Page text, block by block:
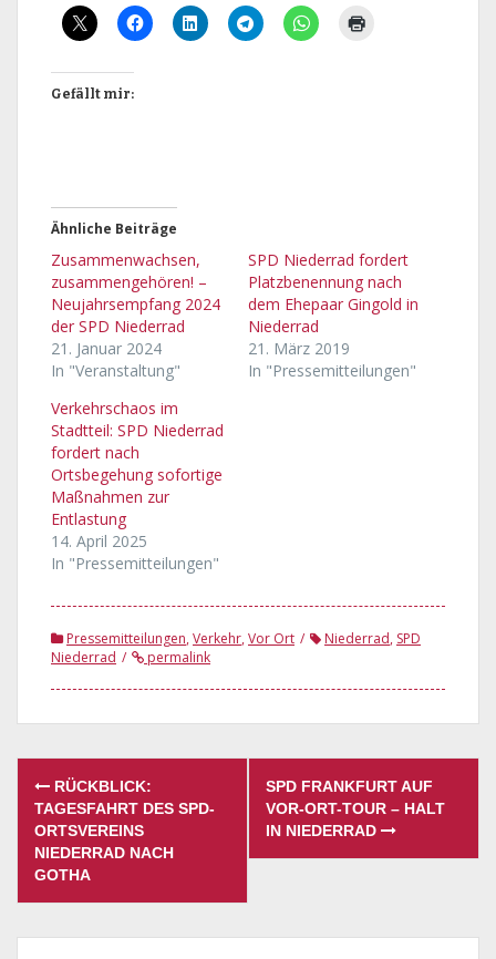
Gefällt mir:
Ähnliche Beiträge
Zusammenwachsen,
zusammengehören! –
Neujahrsempfang 2024
der SPD Niederrad
21. Januar 2024
In "Veranstaltung"
SPD Niederrad fordert
Platzbenennung nach
dem Ehepaar Gingold in
Niederrad
21. März 2019
In "Pressemitteilungen"
Verkehrschaos im
Stadtteil: SPD Niederrad
fordert nach
Ortsbegehung sofortige
Maßnahmen zur
Entlastung
14. April 2025
In "Pressemitteilungen"
Pressemitteilungen,Verkehr,Vor Ort Niederrad, SPD
Niederrad
permalink
Post
navigation
RÜCKBLICK:
TAGESFAHRT DES SPD-
ORTSVEREINS
NIEDERRAD NACH
GOTHA
SPD FRANKFURT AUF
VOR-ORT-TOUR – HALT
IN NIEDERRAD